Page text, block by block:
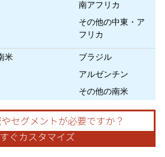
南アフリカ
その他の中東・ア
フリカ
米
ブラジル
アルゼンチン
その他の南米